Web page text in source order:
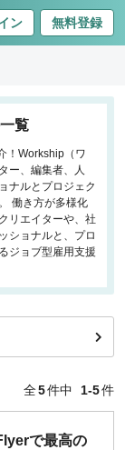
ン 無料登録
覧
！Workship（ワ
ー、編集者、人
ナルとプロジェク
働き方が多様化
リエイターや、社
ショナルと、プロ
ジョブ型雇用支援
全5件中 1-5件
で最高の